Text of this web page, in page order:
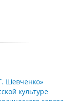
Шевченко»
культуре